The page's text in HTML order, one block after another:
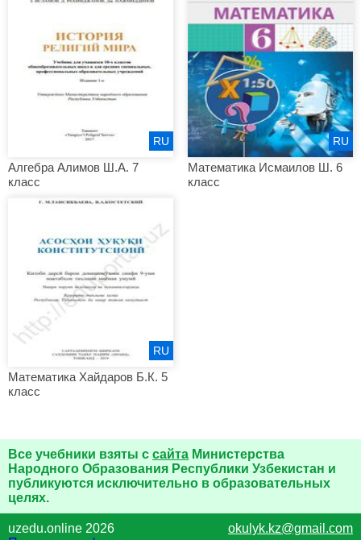
Алгебра Алимов Ш.А. 7
класс
RU
Математика Исмаилов Ш. 6
класс
RU
Математика Хайдаров Б.К. 5
класс
RU
Все учебники взяты с сайта Министерства
Народного Образования Республики Узбекистан и
публикуются исключительно в образовательных
целях.
uzedu.online 2026
okulyk.kz@gmail.com